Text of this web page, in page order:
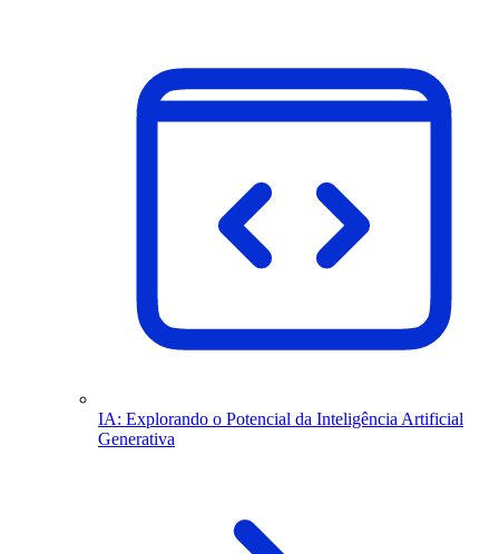
IA: Explorando o Potencial da Inteligência Artificial
Generativa